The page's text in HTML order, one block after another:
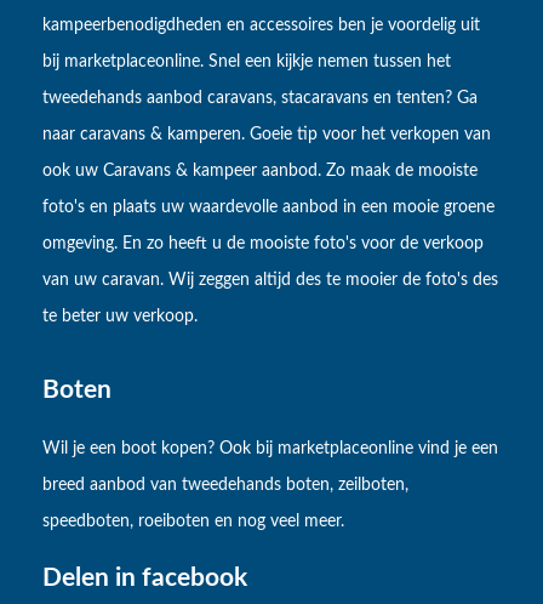
kampeerbenodigdheden en accessoires ben je voordelig uit
bij marketplaceonline. Snel een kijkje nemen tussen het
tweedehands aanbod caravans, stacaravans en tenten? Ga
naar caravans & kamperen. Goeie tip voor het verkopen van
ook uw Caravans & kampeer aanbod. Zo maak de mooiste
foto's en plaats uw waardevolle aanbod in een mooie groene
omgeving. En zo heeft u de mooiste foto's voor de verkoop
van uw caravan. Wij zeggen altijd des te mooier de foto's des
te beter uw verkoop.
Boten
Wil je een boot kopen? Ook bij marketplaceonline vind je een
breed aanbod van tweedehands boten, zeilboten,
speedboten, roeiboten en nog veel meer.
Delen in facebook